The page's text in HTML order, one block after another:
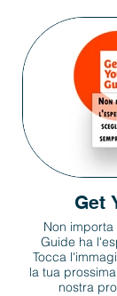
Get
Non
Guide ha
Tocca
la tua
nostra